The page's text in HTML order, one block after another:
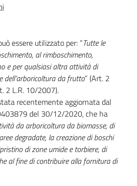
essere utilizzato per: “Tutte le
al rimboschimento,
e per qualsiasi altra attività di
dell’arboricoltura da frutto” (Art. 2
2 L.R. 10/2007).
recentemente aggiornata dal
del 30/12/2020, che ha
da arboricoltura da biomasse, di
degradate, la creazione di boschi
di zone umide e torbiere, di
al fine di contribuire alla fornitura di